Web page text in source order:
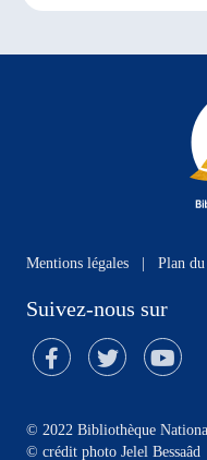
Mentions légales Plan
Suivez-nous sur
© 2022 Bibliothèque
© crédit photo Jelel Bessaâd